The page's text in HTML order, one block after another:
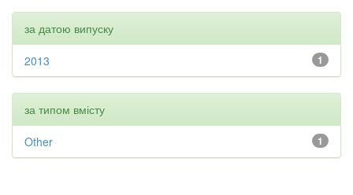
за датою випуску
1
2013
за типом вмісту
1
Other